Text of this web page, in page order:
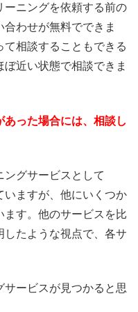
ーニングを依頼する前の
わせが無料でできま
相談することもできる
近い状態で相談できま
った場合には、相談し
グサービスとして
いますが、他にいくつか
ます。他のサービスを比
たような視点で、各サ
サービスが見つかると思